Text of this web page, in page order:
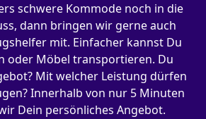
schwere Kommode noch in die
dann bringen wir gerne auch
mit. Einfacher kannst Du
oder Möbel transportieren. Du
Mit welcher Leistung dürfen
Innerhalb von nur 5 Minuten
Dein persönliches Angebot.